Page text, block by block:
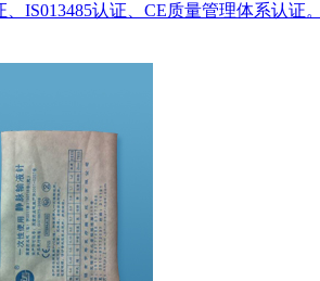
IS013485认证、CE质量管理体系认证。